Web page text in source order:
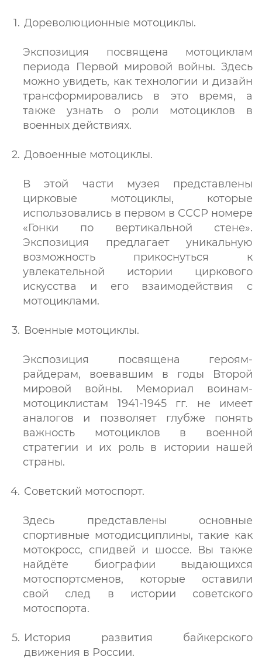
Дореволюционные мотоциклы.
Экспозиция посвящена мотоциклам
периода Первой мировой войны. Здесь
можно увидеть, как технологии и дизайн
трансформировались в это время, а
также узнать о роли мотоциклов в
военных действиях.
Довоенные мотоциклы.
В этой части музея представлены
цирковые мотоциклы, которые
использовались в первом в СССР номере
«Гонки по вертикальной стене».
Экспозиция предлагает уникальную
возможность прикоснуться к
увлекательной истории циркового
искусства и его взаимодействия с
мотоциклами.
Военные мотоциклы.
Экспозиция посвящена героям-
райдерам, воевавшим в годы Второй
мировой войны. Мемориал воинам-
мотоциклистам 1941-1945 гг. не имеет
аналогов и позволяет глубже понять
важность мотоциклов в военной
стратегии и их роль в истории нашей
страны.
Советский мотоспорт.
Здесь представлены основные
спортивные мотодисциплины, такие как
мотокросс, спидвей и шоссе. Вы также
найдёте биографии выдающихся
мотоспортсменов, которые оставили
свой след в истории советского
мотоспорта.
История развития байкерского
движения в России.